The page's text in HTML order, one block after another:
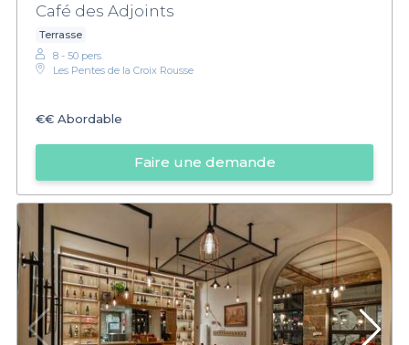
Café des Adjoints
Terrasse
8 - 50 pers.
Les Pentes de la Croix Rousse
€€ Abordable
Faire une demande